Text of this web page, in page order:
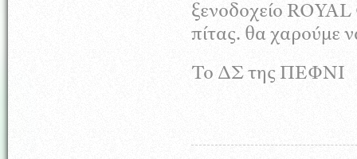
ξενοδοχείο
πίτας. θα χαρούμε
Το ΔΣ της ΠΕΦΝΙ